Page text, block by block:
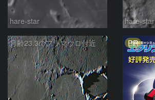
hare-star hare-star
月齢23.3のフラマウロ付近 PR